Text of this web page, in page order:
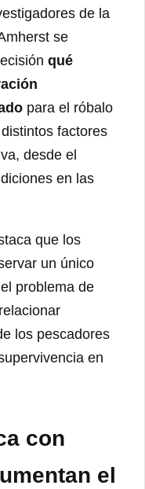
de la
se
qué
para el róbalo
factores
desde el
en las
que los
un único
problema de
los pescadores
en
con
el